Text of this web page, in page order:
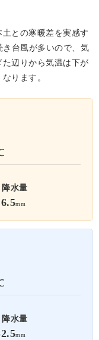
との寒暖差を実感す
き台風が多いので、気
辺りから気温は下が
ります。
降水量
mm
降水量
mm